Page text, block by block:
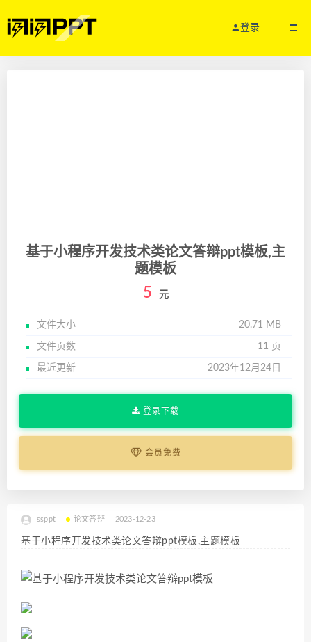
登录
基于小程序开发技术类论文答辩ppt模板,主
题模板
5 元
文件大小 20.71 MB
文件页数 11 页
最近更新 2023年12月24日
登录下载
会员免费
ssppt 论文答辩 2023-12-23
基于小程序开发技术类论文答辩ppt模板,主题模板